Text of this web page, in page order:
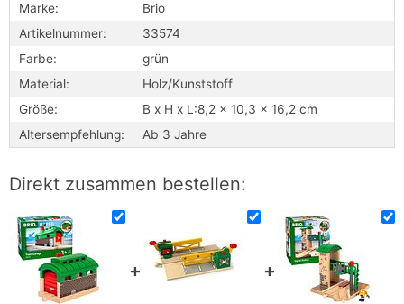
Marke:
Brio
Artikelnummer:
33574
Farbe:
grün
Material:
Holz/Kunststoff
Größe:
B x H x L:8,2 x 10,3 x 16,2 cm
Altersempfehlung:
Ab 3 Jahre
Direkt zusammen bestellen: